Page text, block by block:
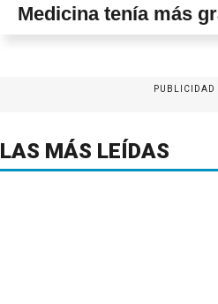
Medicina tenía más
PUBLICIDAD
LAS MÁS LEÍDAS